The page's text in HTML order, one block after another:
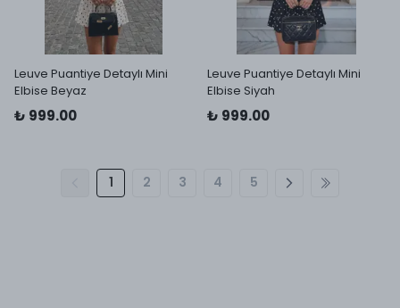
Leuve Puantiye Detaylı Mini
Elbise Beyaz
₺ 999.00
Leuve Puantiye Detaylı Mini
Elbise Siyah
₺ 999.00
1 2 3 4 5